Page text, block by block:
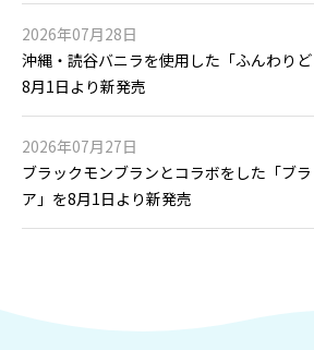
2026年07月28日
沖縄・読谷バニラを使用した「ふんわり
8月1日より新発売
2026年07月27日
ブラックモンブランとコラボをした「ブ
ア」を8月1日より新発売